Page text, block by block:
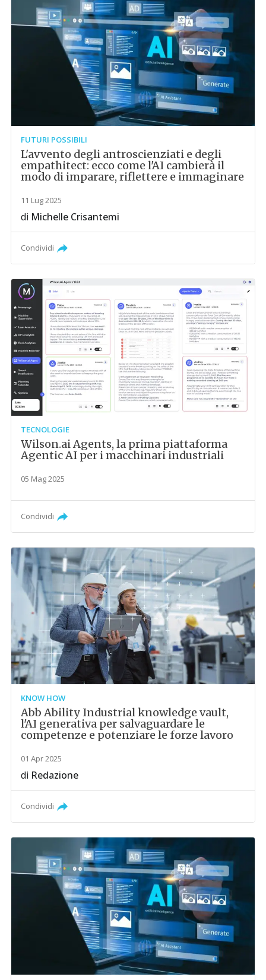
FUTURI POSSIBILI
L'avvento degli antroscienziati e degli
empathitect: ecco come l'AI cambierà il
modo di imparare, riflettere e immaginare
11 Lug 2025
di Michelle Crisantemi
Condividi
TECNOLOGIE
Wilson.ai Agents, la prima piattaforma
Agentic AI per i macchinari industriali
05 Mag 2025
Condividi
KNOW HOW
Abb Ability Industrial knowledge vault,
l'AI generativa per salvaguardare le
competenze e potenziare le forze lavoro
01 Apr 2025
di Redazione
Condividi